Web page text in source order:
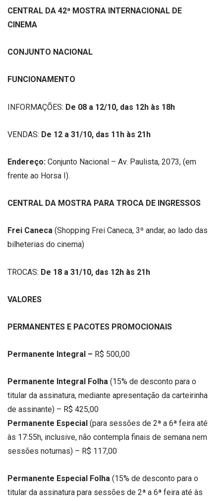
CENTRAL DA 42ª MOSTRA INTERNACIONAL DE
CINEMA
CONJUNTO NACIONAL
FUNCIONAMENTO
INFORMAÇÕES: De 08 a 12/10, das 12h às 18h
VENDAS: De 12 a 31/10, das 11h às 21h
Endereço: Conjunto Nacional – Av. Paulista, 2073, (em
frente ao Horsa I).
CENTRAL DA MOSTRA PARA TROCA DE INGRESSOS
Frei Caneca (Shopping Frei Caneca, 3º andar, ao lado das
bilheterias do cinema)
TROCAS: De 18 a 31/10, das 12h às 21h
VALORES
PERMANENTES E PACOTES PROMOCIONAIS
Permanente Integral – R$ 500,00
Permanente Integral Folha (15% de desconto para o
titular da assinatura, mediante apresentação da carteirinha
de assinante) – R$ 425,00
Permanente Especial (para sessões de 2ª a 6ª feira até
às 17:55h, inclusive, não contempla finais de semana nem
sessões noturnas) – R$ 117,00
Permanente Especial Folha (15% de desconto para o
titular da assinatura para sessões de 2ª a 6ª feira até às